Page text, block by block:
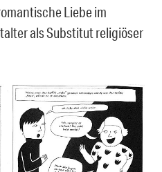
Liebe im
als Substitut religiöser